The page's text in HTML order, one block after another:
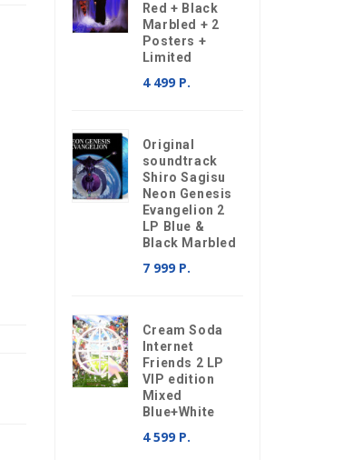
Red + Black
Marbled + 2
Posters +
Limited
4 499 Р.
Original
soundtrack
Shiro Sagisu
Neon Genesis
Evangelion 2
LP Blue &
Black Marbled
7 999 Р.
Cream Soda
Internet
Friends 2 LP
VIP edition
Mixed
Blue+White
4 599 Р.